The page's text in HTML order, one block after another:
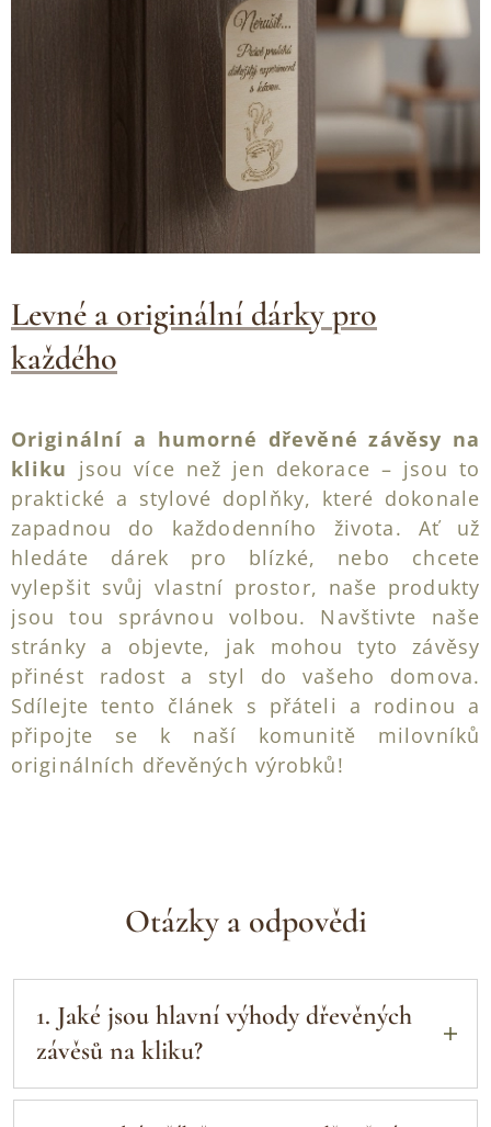
Levné a originální dárky pro
každého
Originální a humorné dřevěné závěsy na
kliku jsou více než jen dekorace – jsou to
praktické a stylové doplňky, které dokonale
zapadnou do každodenního života. Ať už
hledáte dárek pro blízké, nebo chcete
vylepšit svůj vlastní prostor, naše produkty
jsou tou správnou volbou. Navštivte naše
stránky a objevte, jak mohou tyto závěsy
přinést radost a styl do vašeho domova.
Sdílejte tento článek s přáteli a rodinou a
připojte se k naší komunitě milovníků
originálních dřevěných výrobků!
Otázky a odpovědi
1. Jaké jsou hlavní výhody dřevěných
závěsů na kliku?
Originalita a humor: Přidávají osobitost